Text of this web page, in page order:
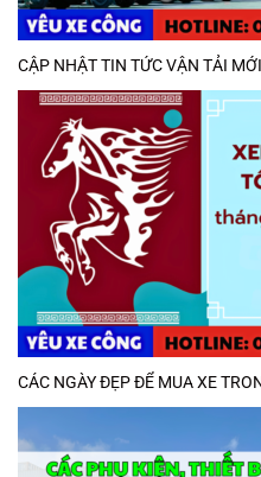
CẬP NHẬT TIN TỨC VẬN TẢI
CÁC NGÀY ĐẸP ĐỂ MUA XE